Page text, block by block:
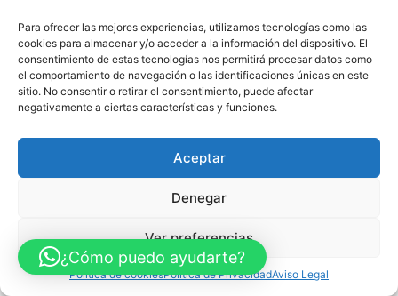
Para ofrecer las mejores experiencias, utilizamos tecnologías como las
cookies para almacenar y/o acceder a la información del dispositivo. El
consentimiento de estas tecnologías nos permitirá procesar datos como
el comportamiento de navegación o las identificaciones únicas en este
sitio. No consentir o retirar el consentimiento, puede afectar
negativamente a ciertas características y funciones.
Aceptar
Denegar
Ver preferencias
Política de cookiesPolítica de PrivacidadAviso Legal
¿Cómo puedo ayudarte?